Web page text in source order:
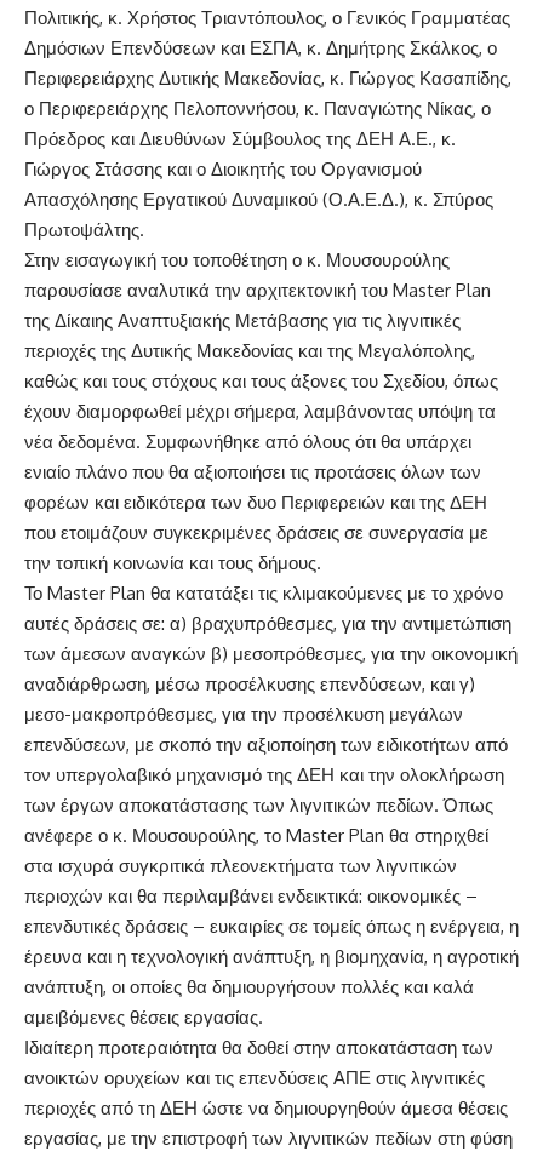
Πολιτικής, κ. Χρήστος Τριαντόπουλος, ο Γενικός Γραμματέας
Δημόσιων Επενδύσεων και ΕΣΠΑ, κ. Δημήτρης Σκάλκος, ο
Περιφερειάρχης Δυτικής Μακεδονίας, κ. Γιώργος Κασαπίδης,
ο Περιφερειάρχης Πελοποννήσου, κ. Παναγιώτης Νίκας, ο
Πρόεδρος και Διευθύνων Σύμβουλος της ΔΕΗ Α.Ε., κ.
Γιώργος Στάσσης και ο Διοικητής του Οργανισμού
Απασχόλησης Εργατικού Δυναμικού (Ο.Α.Ε.Δ.), κ. Σπύρος
Πρωτοψάλτης.
Στην εισαγωγική του τοποθέτηση ο κ. Μουσουρούλης
παρουσίασε αναλυτικά την αρχιτεκτονική του Master Plan
της Δίκαιης Αναπτυξιακής Μετάβασης για τις λιγνιτικές
περιοχές της Δυτικής Μακεδονίας και της Μεγαλόπολης,
καθώς και τους στόχους και τους άξονες του Σχεδίου, όπως
έχουν διαμορφωθεί μέχρι σήμερα, λαμβάνοντας υπόψη τα
νέα δεδομένα. Συμφωνήθηκε από όλους ότι θα υπάρχει
ενιαίο πλάνο που θα αξιοποιήσει τις προτάσεις όλων των
φορέων και ειδικότερα των δυο Περιφερειών και της ΔΕΗ
που ετοιμάζουν συγκεκριμένες δράσεις σε συνεργασία με
την τοπική κοινωνία και τους δήμους.
Το Master Plan θα κατατάξει τις κλιμακούμενες με το χρόνο
αυτές δράσεις σε: α) βραχυπρόθεσμες, για την αντιμετώπιση
των άμεσων αναγκών β) μεσοπρόθεσμες, για την οικονομική
αναδιάρθρωση, μέσω προσέλκυσης επενδύσεων, και γ)
μεσο-μακροπρόθεσμες, για την προσέλκυση μεγάλων
επενδύσεων, με σκοπό την αξιοποίηση των ειδικοτήτων από
τον υπεργολαβικό μηχανισμό της ΔΕΗ και την ολοκλήρωση
των έργων αποκατάστασης των λιγνιτικών πεδίων. Όπως
ανέφερε ο κ. Μουσουρούλης, το Master Plan θα στηριχθεί
στα ισχυρά συγκριτικά πλεονεκτήματα των λιγνιτικών
περιοχών και θα περιλαμβάνει ενδεικτικά: οικονομικές –
επενδυτικές δράσεις – ευκαιρίες σε τομείς όπως η ενέργεια, η
έρευνα και η τεχνολογική ανάπτυξη, η βιομηχανία, η αγροτική
ανάπτυξη, οι οποίες θα δημιουργήσουν πολλές και καλά
αμειβόμενες θέσεις εργασίας.
Ιδιαίτερη προτεραιότητα θα δοθεί στην αποκατάσταση των
ανοικτών ορυχείων και τις επενδύσεις ΑΠΕ στις λιγνιτικές
περιοχές από τη ΔΕΗ ώστε να δημιουργηθούν άμεσα θέσεις
εργασίας, με την επιστροφή των λιγνιτικών πεδίων στη φύση